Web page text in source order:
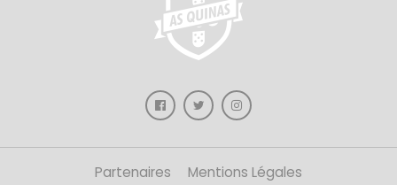
Partenaires
Mentions Légales